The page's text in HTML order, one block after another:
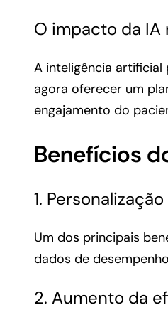
O impacto da IA
A inteligência
agora oferecer um
engajamento do
Benefícios
1.
Um dos principais
dados de
2. Aumento da